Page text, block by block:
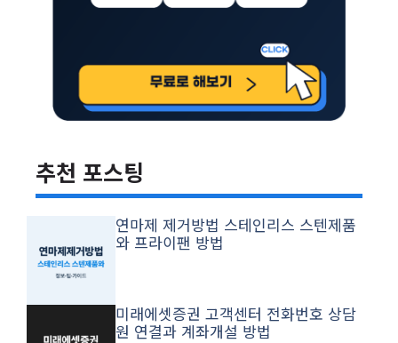
추천 포스팅
연마제 제거방법 스테인리스 스텐제품
와 프라이팬 방법
미래에셋증권 고객센터 전화번호 상담
원 연결과 계좌개설 방법